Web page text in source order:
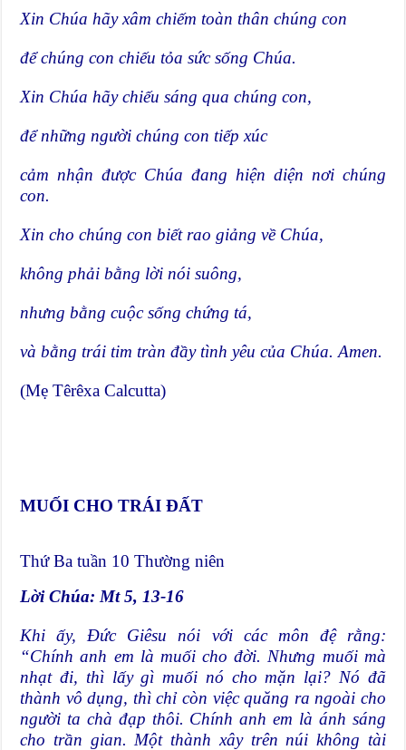
Xin Chúa hãy xâm chiếm toàn thân chúng con
để chúng con chiếu tỏa sức sống Chúa.
Xin Chúa hãy chiếu sáng qua chúng con,
để những người chúng con tiếp xúc
cảm nhận được Chúa đang hiện diện nơi chúng
con.
Xin cho chúng con biết rao giảng về Chúa,
không phải bằng lời nói suông,
nhưng bằng cuộc sống chứng tá,
và bằng trái tim tràn đầy tình yêu của Chúa. Amen.
(Mẹ Têrêxa Calcutta)
MUỐI CHO TRÁI ĐẤT
Thứ Ba tuần 10 Thường niên
Lời Chúa: Mt 5, 13-16
Khi ấy, Đức Giêsu nói với các môn đệ rằng:
“Chính anh em là muối cho đời. Nhưng muối mà
nhạt đi, thì lấy gì muối nó cho mặn lại? Nó đã
thành vô dụng, thì chỉ còn việc quăng ra ngoài cho
người ta chà đạp thôi. Chính anh em là ánh sáng
cho trần gian. Một thành xây trên núi không tài